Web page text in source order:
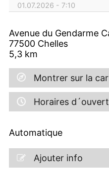
01.07.2026 - 7:10
Avenue du Gendarme
77500 Chelles
5,3 km
Montrer sur la
Horaires
Automatique
Ajouter info